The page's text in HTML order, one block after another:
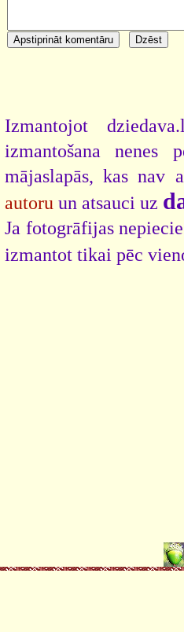
Izmantojot
izmantošana nenes
mājaslapās, kas
autoru un atsauci uz
Ja fotogrāfijas
izmantot tikai pēc